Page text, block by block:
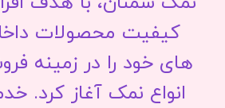
کیفیت محصولات
های خود را در زمینه
انواع نمک آغاز کرد.